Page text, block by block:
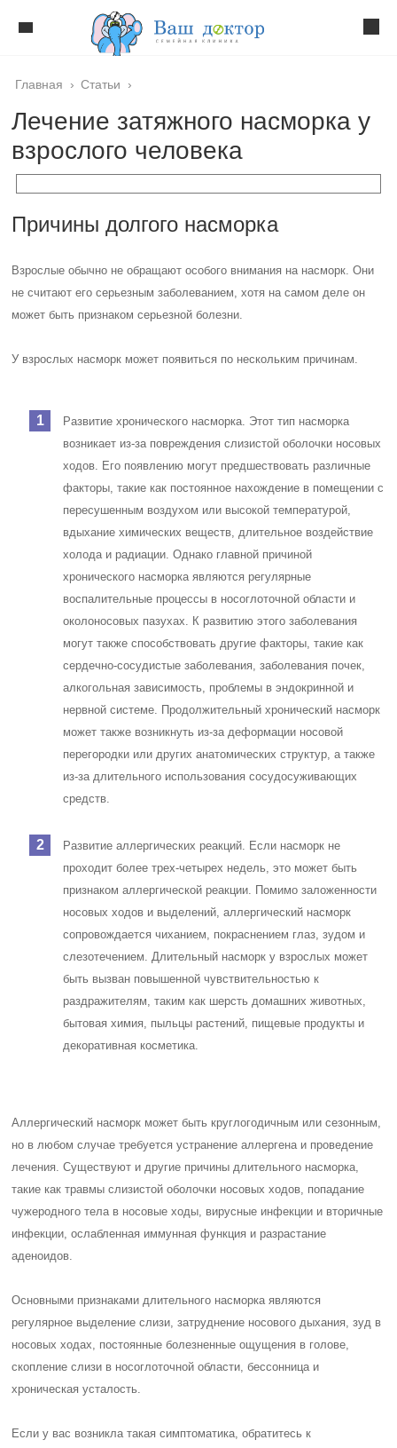
Главная › Статьи ›
Лечение затяжного насморка у
взрослого человека
Причины долгого насморка
Взрослые обычно не обращают особого внимания на насморк. Они
не считают его серьезным заболеванием, хотя на самом деле он
может быть признаком серьезной болезни.
У взрослых насморк может появиться по нескольким причинам.
Развитие хронического насморка. Этот тип насморка
возникает из-за повреждения слизистой оболочки носовых
ходов. Его появлению могут предшествовать различные
факторы, такие как постоянное нахождение в помещении с
пересушенным воздухом или высокой температурой,
вдыхание химических веществ, длительное воздействие
холода и радиации. Однако главной причиной
хронического насморка являются регулярные
воспалительные процессы в носоглоточной области и
околоносовых пазухах. К развитию этого заболевания
могут также способствовать другие факторы, такие как
сердечно-сосудистые заболевания, заболевания почек,
алкогольная зависимость, проблемы в эндокринной и
нервной системе. Продолжительный хронический насморк
может также возникнуть из-за деформации носовой
перегородки или других анатомических структур, а также
из-за длительного использования сосудосуживающих
средств.
Развитие аллергических реакций. Если насморк не
проходит более трех-четырех недель, это может быть
признаком аллергической реакции. Помимо заложенности
носовых ходов и выделений, аллергический насморк
сопровождается чиханием, покраснением глаз, зудом и
слезотечением. Длительный насморк у взрослых может
быть вызван повышенной чувствительностью к
раздражителям, таким как шерсть домашних животных,
бытовая химия, пыльцы растений, пищевые продукты и
декоративная косметика.
Аллергический насморк может быть круглогодичным или сезонным,
но в любом случае требуется устранение аллергена и проведение
лечения. Существуют и другие причины длительного насморка,
такие как травмы слизистой оболочки носовых ходов, попадание
чужеродного тела в носовые ходы, вирусные инфекции и вторичные
инфекции, ослабленная иммунная функция и разрастание
аденоидов.
Основными признаками длительного насморка являются
регулярное выделение слизи, затруднение носового дыхания, зуд в
носовых ходах, постоянные болезненные ощущения в голове,
скопление слизи в носоглоточной области, бессонница и
хроническая усталость.
Если у вас возникла такая симптоматика, обратитесь к